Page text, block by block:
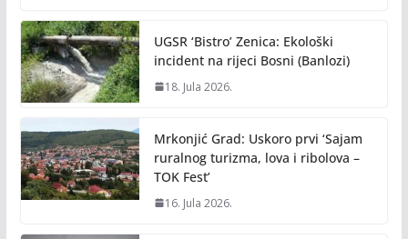
UGSR ‘Bistro’ Zenica: Ekološki
incident na rijeci Bosni (Banlozi)
18. Jula 2026.
Mrkonjić Grad: Uskoro prvi ‘Sajam
ruralnog turizma, lova i ribolova –
TOK Fest’
16. Jula 2026.